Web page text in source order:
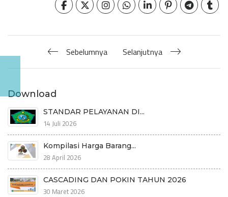
Sebelumnya Selanjutnya
Download
STANDAR PELAYANAN DI...
14 Juli 2026
Kompilasi Harga Barang...
28 April 2026
CASCADING DAN POKIN TAHUN 2026
30 Maret 2026